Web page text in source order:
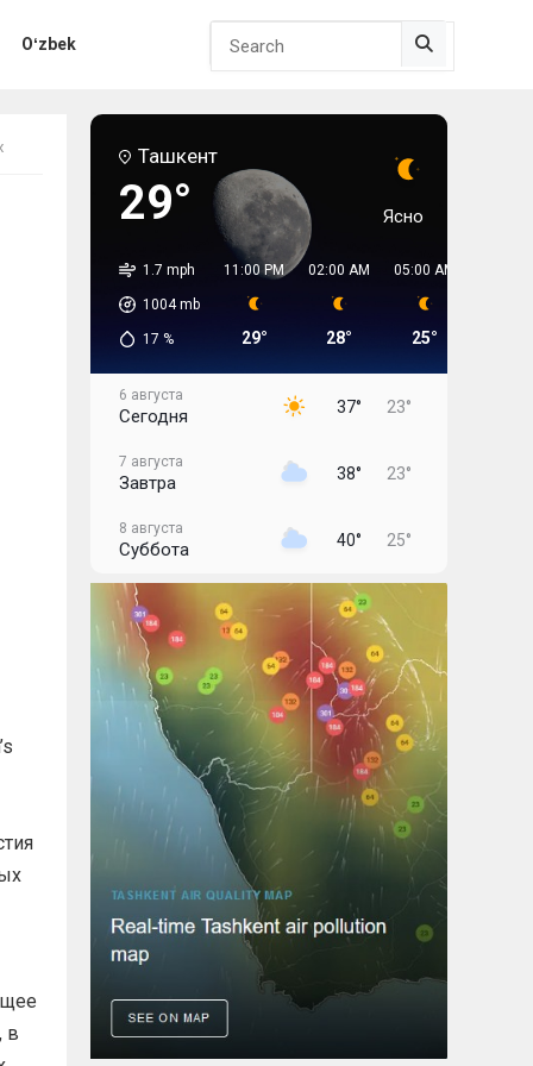
Oʻzbek
в
Ташкент
29° Ясно
1.7 mph
1004mb
17 %
11:00 PM
29°
02:00 AM
28°
05:00 AM
25°
6 августа
Сегодня 37° 23°
7 августа
Завтра 38° 23°
8 августа
Суббота 40° 25°
9 августа
Воскресенье 42°
10 августа
Понедельник 43° 27°
11 августа
Вторник 43° 28°
12 августа
43° 27°